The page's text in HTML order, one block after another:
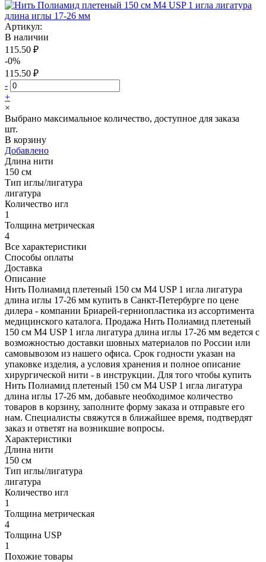
Артикул:
В наличии
115.50 ₽
-0%
115.50 ₽
-
+
×
Выбрано максимальное количество, доступное для заказа
шт.
В корзину
Добавлено
Длина нити
150 см
Тип иглы/лигатура
лигатура
Количество игл
1
Толщина метрическая
4
Все характеристики
Способы оплаты
Доставка
Описание
Нить Полиамид плетеный 150 см М4 USP 1 игла лигатура
длина иглы 17-26 мм купить в Санкт-Петербурге по цене
дилера - компании Бриарей-герниопластика из ассортимента
медицинского каталога. Продажа Нить Полиамид плетеный
150 см М4 USP 1 игла лигатура длина иглы 17-26 мм ведется с
возможностью доставки шовных материалов по России или
самовывозом из нашего офиса. Срок годности указан на
упаковке изделия, а условия хранения и полное описание
хирургической нити - в инструкции. Для того чтобы купить
Нить Полиамид плетеный 150 см М4 USP 1 игла лигатура
длина иглы 17-26 мм, добавьте необходимое количество
товаров в корзину, заполните форму заказа и отправьте его
нам. Специалисты свяжутся в ближайшее время, подтвердят
заказ и ответят на возникшие вопросы.
Характеристики
Длина нити
150 см
Тип иглы/лигатура
лигатура
Количество игл
1
Толщина метрическая
4
Толщина USP
1
Похожие товары